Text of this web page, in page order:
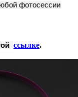
фотосессии
ссылке.